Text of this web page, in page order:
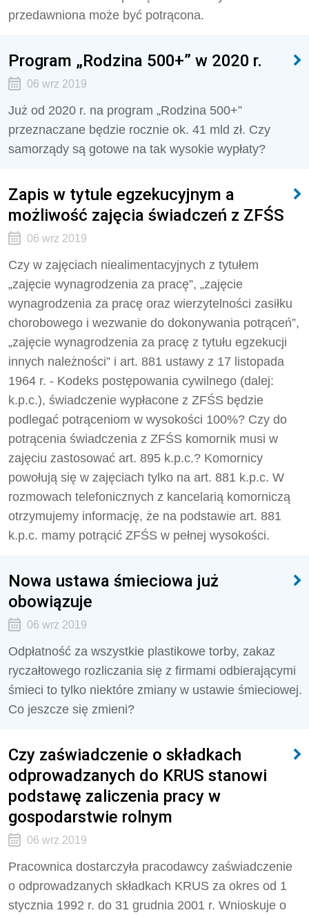
przedawniona może być potrącona.
Program „Rodzina 500+” w 2020 r.
06 wrz 2019
Już od 2020 r. na program „Rodzina 500+”
przeznaczane będzie rocznie ok. 41 mld zł. Czy
samorządy są gotowe na tak wysokie wypłaty?
Zapis w tytule egzekucyjnym a
możliwość zajęcia świadczeń z ZFŚS
06 wrz 2019
Czy w zajęciach niealimentacyjnych z tytułem
„zajęcie wynagrodzenia za pracę”, „zajęcie
wynagrodzenia za pracę oraz wierzytelności zasiłku
chorobowego i wezwanie do dokonywania potrąceń”,
„zajęcie wynagrodzenia za pracę z tytułu egzekucji
innych należności” i art. 881 ustawy z 17 listopada
1964 r. - Kodeks postępowania cywilnego (dalej:
k.p.c.), świadczenie wypłacone z ZFŚS będzie
podlegać potrąceniom w wysokości 100%? Czy do
potrącenia świadczenia z ZFŚS komornik musi w
zajęciu zastosować art. 895 k.p.c.? Komornicy
powołują się w zajęciach tylko na art. 881 k.p.c. W
rozmowach telefonicznych z kancelarią komorniczą
otrzymujemy informację, że na podstawie art. 881
k.p.c. mamy potrącić ZFŚS w pełnej wysokości.
Nowa ustawa śmieciowa już
obowiązuje
06 wrz 2019
Odpłatność za wszystkie plastikowe torby, zakaz
ryczałtowego rozliczania się z firmami odbierającymi
śmieci to tylko niektóre zmiany w ustawie śmieciowej.
Co jeszcze się zmieni?
Czy zaświadczenie o składkach
odprowadzanych do KRUS stanowi
podstawę zaliczenia pracy w
gospodarstwie rolnym
06 wrz 2019
Pracownica dostarczyła pracodawcy zaświadczenie
o odprowadzanych składkach KRUS za okres od 1
stycznia 1992 r. do 31 grudnia 2001 r. Wnioskuje o